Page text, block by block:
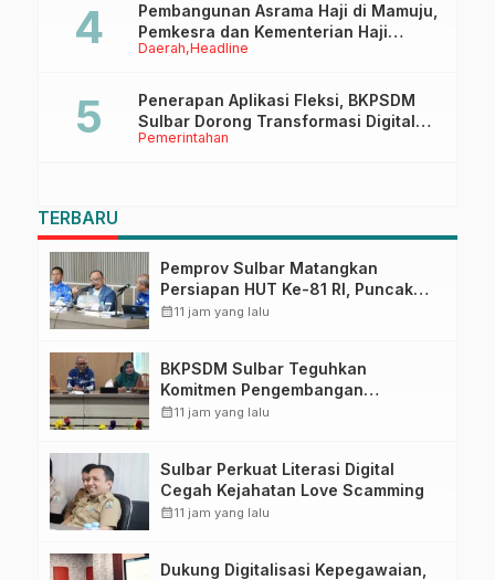
Daerah Headline
Pembangunan Asrama Haji di Mamuju,
Pemkesra dan Kementerian Haji
Sulbar Tinjau Lokasi
Pemerintahan
Penerapan Aplikasi Fleksi, BKPSDM
Sulbar Dorong Transformasi Digital
Sistem Kehadiran ASN
TERBARU
Pemprov Sulbar Matangkan
Persiapan HUT Ke-81 RI, Puncak
Upacara di Lapangan Ahmad
calendar_month11 jam yang lalu
BKPSDM Sulbar Teguhkan
Komitmen Pengembangan
Kompetensi ASN melalui
calendar_month11 jam yang lalu
Sulbar Perkuat Literasi Digital
Cegah Kejahatan Love Scamming
calendar_month11 jam yang lalu
Dukung Digitalisasi Kepegawaian,